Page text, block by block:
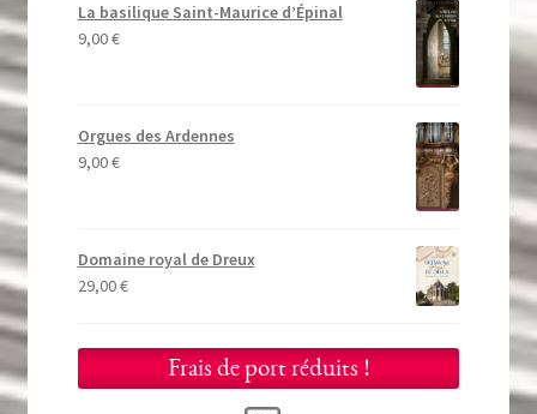
La basilique Saint-Maurice d’Épinal
9,00€
Orgues des Ardennes
9,00€
Domaine royal de Dreux
29,00€
Frais de port réduits !